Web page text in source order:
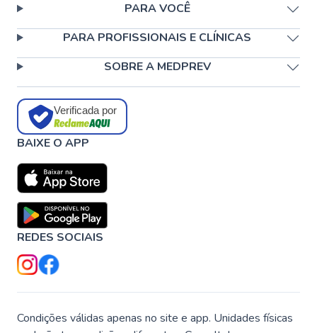
PARA VOCÊ
PARA PROFISSIONAIS E CLÍNICAS
SOBRE A MEDPREV
Verificada por
BAIXE O APP
REDES SOCIAIS
Condições válidas apenas no site e app. Unidades físicas